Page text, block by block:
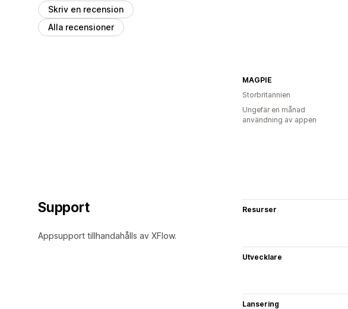
Skriv en recension
Alla recensioner
MAGPIE
Storbritannien
Ungefär en månad
användning av appen
Support
Appsupport tillhandahålls av XFlow.
Resurser
Utvecklare
Lansering